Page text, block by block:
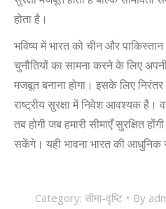
होता है।
भविष्य में भारत को चीन और पाकिस्तान
चुनौतियों का सामना करने के लिए
मजबूत बनाना होगा। इसके लिए निरंतर
राष्ट्रीय सुरक्षा में निवेश आवश्यक है।
तब होगी जब हमारी सीमाएँ सुरक्षित
सकेंगे। यही भावना भारत की आधुनिक
Category: सीमा-दृष्टि By